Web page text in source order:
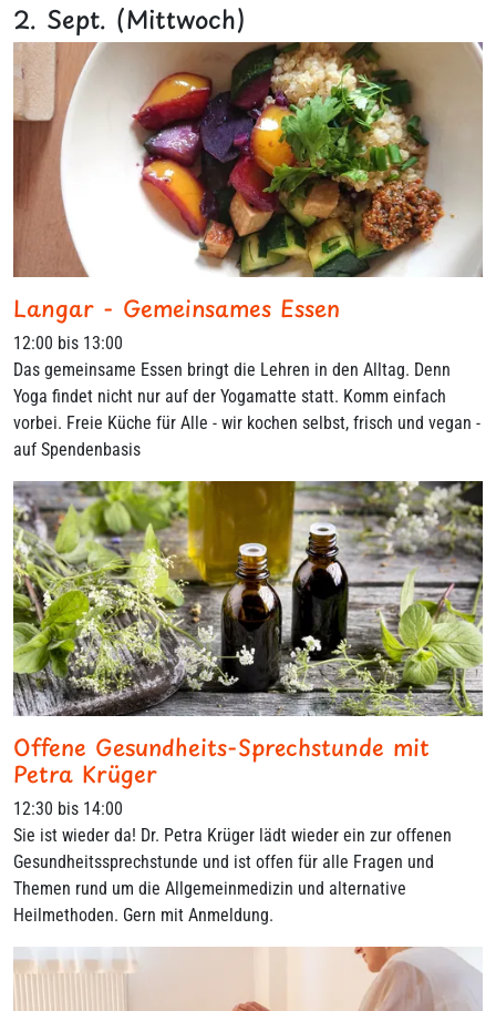
2. Sept. (Mittwoch)
Langar - Gemeinsames Essen
12:00 bis 13:00
Das gemeinsame Essen bringt die Lehren in den Alltag. Denn
Yoga findet nicht nur auf der Yogamatte statt. Komm einfach
vorbei. Freie Küche für Alle - wir kochen selbst, frisch und vegan -
auf Spendenbasis
Offene Gesundheits-Sprechstunde mit
Petra Krüger
12:30 bis 14:00
Sie ist wieder da! Dr. Petra Krüger lädt wieder ein zur offenen
Gesundheitssprechstunde und ist offen für alle Fragen und
Themen rund um die Allgemeinmedizin und alternative
Heilmethoden. Gern mit Anmeldung.